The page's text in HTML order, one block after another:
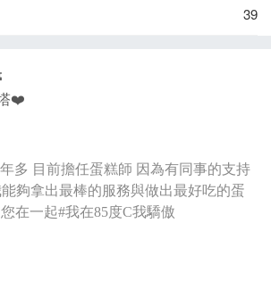
39
❤️
多 目前擔任蛋糕師 因為有同事的支持
夠拿出最棒的服務與做出最好吃的蛋
在一起#我在85度C我驕傲